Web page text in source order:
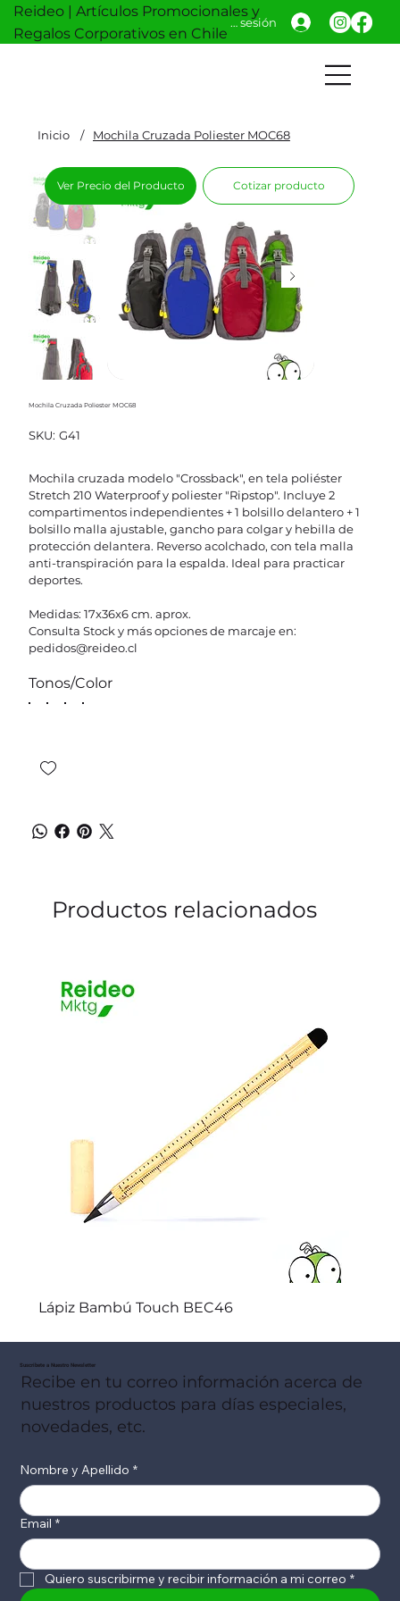
Reideo | Artículos Promocionales y
Regalos Corporativos en Chile
Iniciar sesión
Inicio / Mochila Cruzada Poliester MOC68
Mochila Cruzada Poliester MOC68
SKU: SKU
G41
G41
Mochila cruzada modelo "Crossback", en tela poliéster
Stretch 210 Waterproof y poliester "Ripstop". Incluye 2
compartimentos independientes + 1 bolsillo delantero + 1
bolsillo malla ajustable, gancho para colgar y hebilla de
protección delantera. Reverso acolchado, con tela malla
anti-transpiración para la espalda. Ideal para practicar
deportes.
Medidas: 17x36x6 cm. aprox.
Consulta Stock y más opciones de marcaje en:
pedidos@reideo.cl
Tonos/Color
Ver Precio del Producto Cotizar producto
Productos relacionados
Lápiz Bambú Touch BEC46
Suscribete a Nuestro Newsletter
Recibe en tu correo información acerca de
nuestros productos para días especiales,
novedades, etc.
Nombre y Apellido *
Email *
Quiero suscribirme y recibir información a mi correo *